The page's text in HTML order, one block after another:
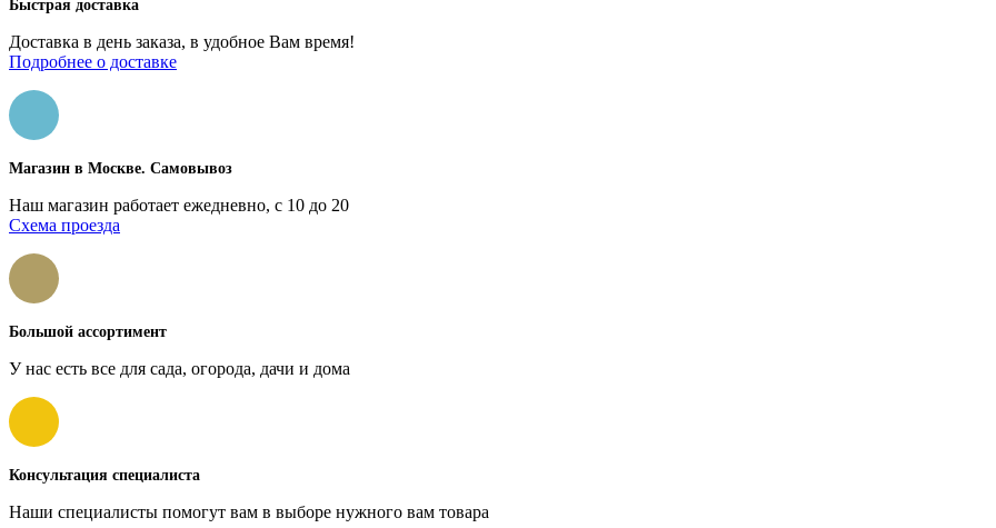
Быстрая доставка
Доставка в день заказа, в удобное Вам время!
Подробнее о доставке
Магазин в Москве. Самовывоз
Наш магазин работает ежедневно, с 10 до 20
Схема проезда
Большой ассортимент
У нас есть все для сада, огорода, дачи и дома
Консультация специалиста
Наши специалисты помогут вам в выборе нужного вам товара